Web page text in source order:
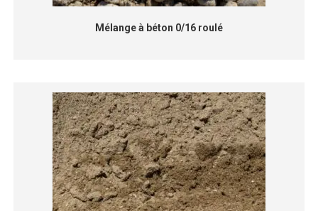
Mélange à béton 0/16 roulé